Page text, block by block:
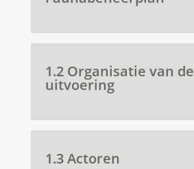
1.2 Organisatie van de
uitvoering
1.3 Actoren